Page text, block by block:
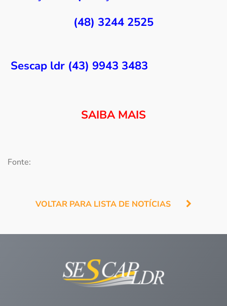
(48) 3244 2525
Sescap ldr (43) 9943 3483
SAIBA MAIS
Fonte:
VOLTAR PARA LISTA DE NOTÍCIAS